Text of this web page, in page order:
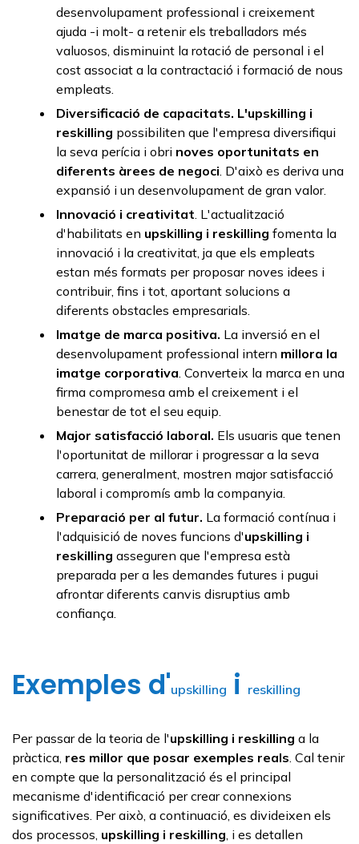
desenvolupament professional i creixement
ajuda -i molt- a retenir els treballadors més
valuosos, disminuint la rotació de personal i el
cost associat a la contractació i formació de nous
empleats.
Diversificació de capacitats. L'upskilling i
reskilling possibiliten que l'empresa diversifiqui
la seva perícia i obri noves oportunitats en
diferents àrees de negoci . D'això es deriva una
expansió i un desenvolupament de gran valor.
Innovació i creativitat . L'actualització
d'habilitats en upskilling i reskilling fomenta la
innovació i la creativitat, ja que els empleats
estan més formats per proposar noves idees i
contribuir, fins i tot, aportant solucions a
diferents obstacles empresarials.
Imatge de marca positiva. La inversió en el
desenvolupament professional intern millora la
imatge corporativa . Converteix la marca en una
firma compromesa amb el creixement i el
benestar de tot el seu equip.
Major satisfacció laboral. Els usuaris que tenen
l'oportunitat de millorar i progressar a la seva
carrera, generalment, mostren major satisfacció
laboral i compromís amb la companyia.
Preparació per al futur. La formació contínua i
l'adquisició de noves funcions d'upskilling i
reskilling asseguren que l'empresa està
preparada per a les demandes futures i pugui
afrontar diferents canvis disruptius amb
confiança.
Exemples d'upskilling i reskilling
Per passar de la teoria de l'upskilling i reskilling a la
pràctica, res millor que posar exemples reals . Cal tenir
en compte que la personalització és el principal
mecanisme d'identificació per crear connexions
significatives. Per això, a continuació, es divideixen els
dos processos, upskilling i reskilling , i es detallen